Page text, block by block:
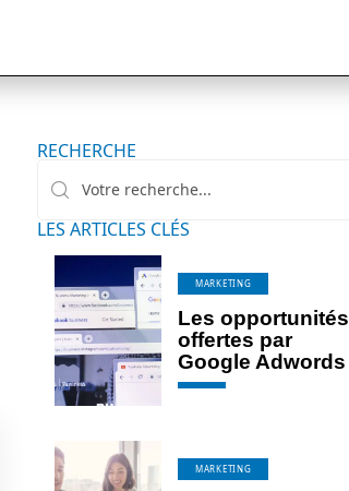
RECHERCHE
LES ARTICLES CLÉS
MARKETING
Les opportunités
offertes par
Google Adwords
MARKETING